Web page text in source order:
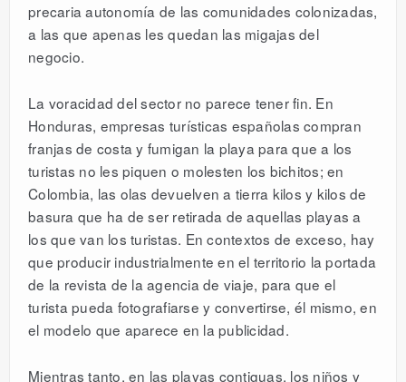
precaria autonomía de las comunidades colonizadas,
a las que apenas les quedan las migajas del
negocio.
La voracidad del sector no parece tener fin. En
Honduras, empresas turísticas españolas compran
franjas de costa y fumigan la playa para que a los
turistas no les piquen o molesten los bichitos; en
Colombia, las olas devuelven a tierra kilos y kilos de
basura que ha de ser retirada de aquellas playas a
los que van los turistas. En contextos de exceso, hay
que producir industrialmente en el territorio la portada
de la revista de la agencia de viaje, para que el
turista pueda fotografiarse y convertirse, él mismo, en
el modelo que aparece en la publicidad.
Mientras tanto, en las playas contiguas, los niños y